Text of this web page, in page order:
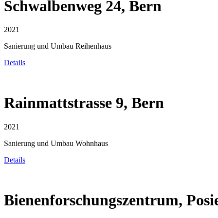
Schwalbenweg 24, Bern
2021
Sanierung und Umbau Reihenhaus
Details
Rainmattstrasse 9, Bern
2021
Sanierung und Umbau Wohnhaus
Details
Bienenforschungszentrum,